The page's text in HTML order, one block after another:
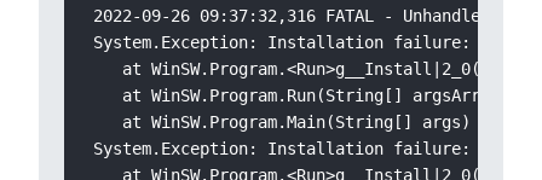
2022-09-26 09:37:32,316 FATAL - Unhandled
System.Exception: Installation failure:
at
at WinSW.Program.Run(String[] argsArray,
   at WinSW.Program.Main(String[] args)
System.Exception: Installation failure:
at